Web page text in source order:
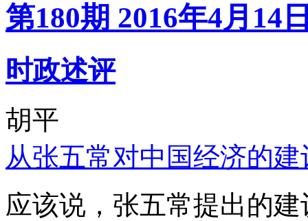
第180期 2016年4月14
时政述评
胡平
从张五常对中国经济的
应该说，张五常提出的